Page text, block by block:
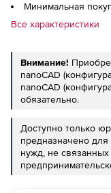
Минимальная
Все характеристики
Внимание!
nanoCAD
nanoCAD
обязательно.
Доступно только
предназначено
нужд, не